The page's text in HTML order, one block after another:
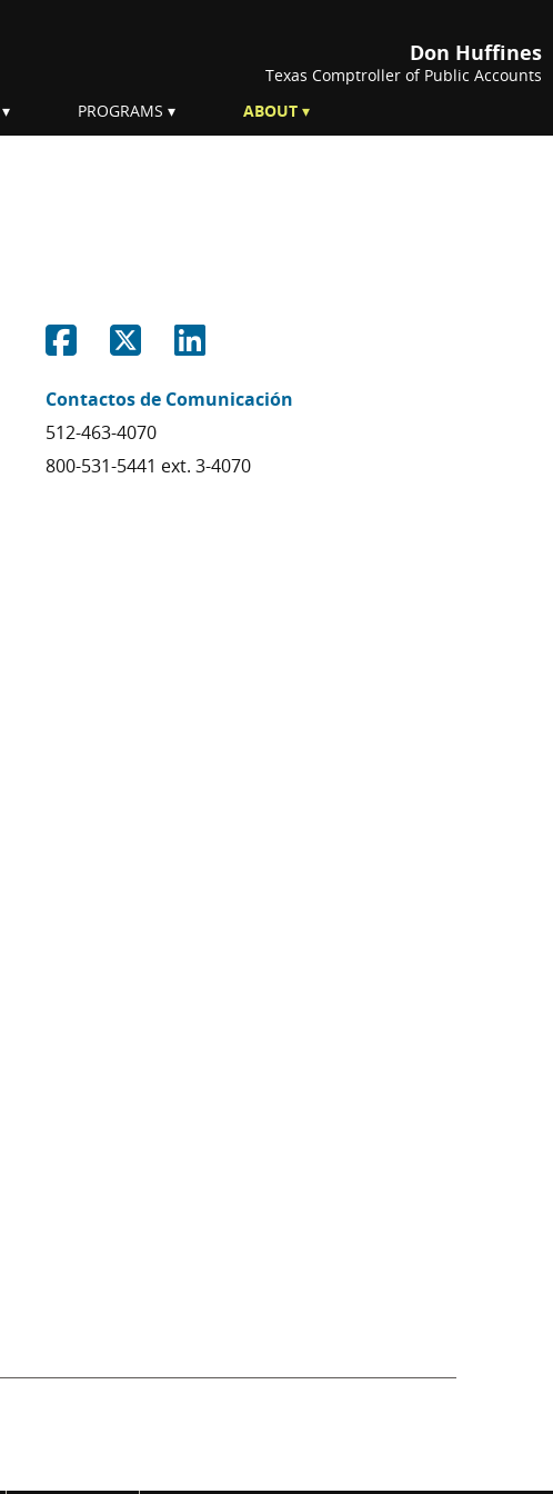
Don Huffines
Texas Comptroller of Public Accounts
PROGRAMS ABOUT
Share on Facebook
Share on Twitter
Contactos de Comunicación
512-463-4070
800-531-5441 ext. 3-4070